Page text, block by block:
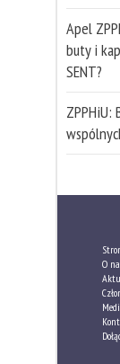
Apel
buty i
SENT?
O